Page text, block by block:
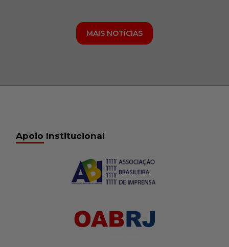
MAIS NOTÍCIAS
Apoio Institucional